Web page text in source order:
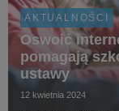
AKTUALNOŚCI
Oswoić
pomagają
ustawy
12 kwietnia 2024